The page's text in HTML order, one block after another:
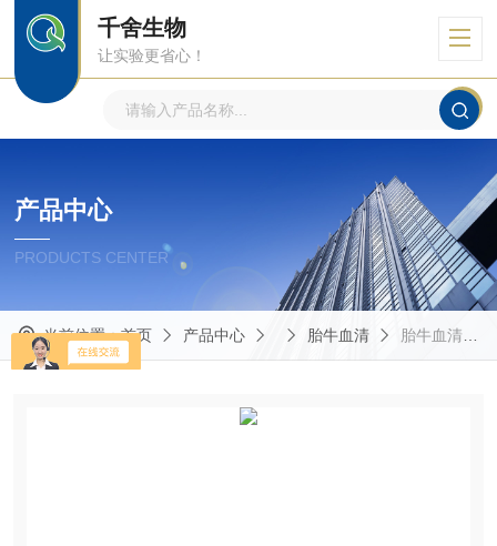
千舍生物
让实验更省心！
产品中心
PRODUCTS CENTER
当前位置：首页 产品中心 胎牛血清 ​胎牛血清(bovogen原装，南美）